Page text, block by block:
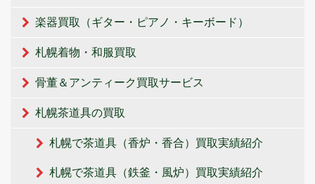
楽器買取（ギター・ピアノ・キーボード）
札幌着物・和服買取
骨董＆アンティーク買取サービス
札幌茶道具の買取
札幌で茶道具（香炉・香合）買取実績紹介
札幌で茶道具（鉄釜・風炉）買取実績紹介